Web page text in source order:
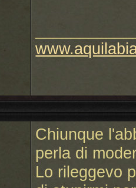
Chiunque
perla di
Lo rileggevo